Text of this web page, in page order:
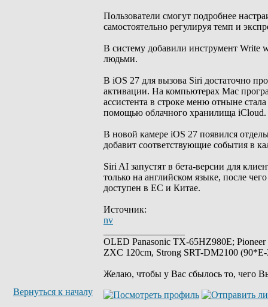
Пользователи смогут подробнее
самостоятельно регулируя темп и
В систему добавили инструмент Write
людьми.
В iOS 27 для вызова Siri достаточно
активации. На компьютерах Mac
ассистента в строке меню отныне
помощью облачного хранилища iCloud.
В новой камере iOS 27 появился
добавит соответствующие события в
Siri AI запустят в бета-версии для
только на английском языке, после
доступен в ЕС и Китае.
Источник:
nv
OLED Panasonic TX-65HZ980E;
ZXC 120cm, Strong SRT-DM2100
Желаю, чтобы у Вас сбылось то, чего
Вернуться к началу